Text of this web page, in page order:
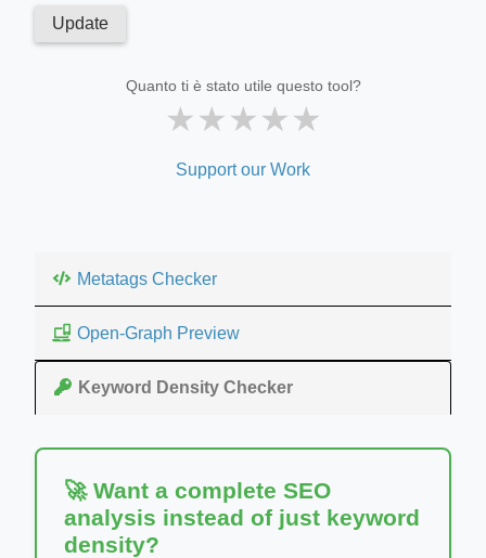
Update
Quanto ti è stato utile questo tool?
★★★★★
Support our Work
Metatags Checker
Open-Graph Preview
Keyword Density Checker
🚀 Want a complete SEO
analysis instead of just keyword
density?